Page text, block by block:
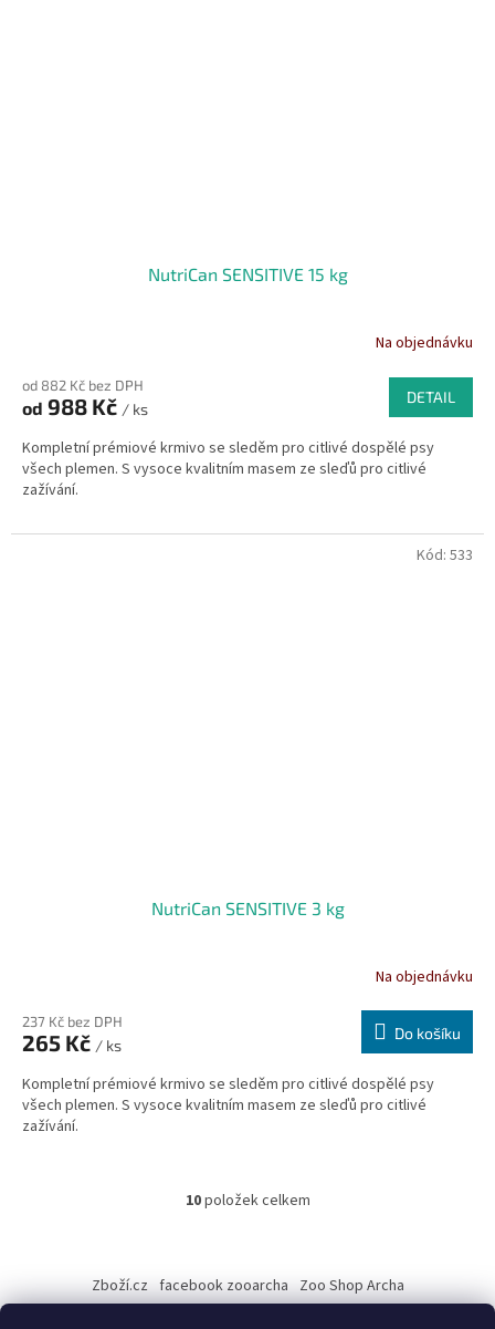
NutriCan SENSITIVE 15 kg
Na objednávku
od 882 Kč bez DPH
od 988 Kč / ks
DETAIL
Kompletní prémiové krmivo se sleděm pro citlivé dospělé psy
všech plemen. S vysoce kvalitním masem ze sleďů pro citlivé
zažívání.
NutriCan SENSITIVE 3 kg
Na objednávku
237 Kč bez DPH
265 Kč / ks
Do košíku
Kompletní prémiové krmivo se sleděm pro citlivé dospělé psy
všech plemen. S vysoce kvalitním masem ze sleďů pro citlivé
zažívání.
Kód: 533
O
d
10položek celkem
p
Zboží.cz facebook zooarcha Zoo Shop Archa